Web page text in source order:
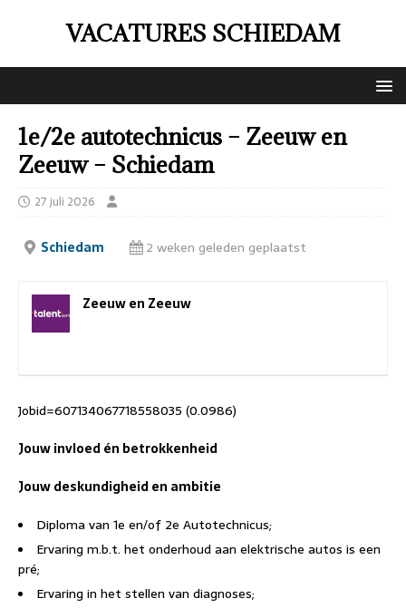
VACATURES SCHIEDAM
1e/2e autotechnicus – Zeeuw en
Zeeuw – Schiedam
27 juli 2026
Schiedam 2 weken geleden geplaatst
Zeeuw en Zeeuw
Jobid=607134067718558035 (0.0986)
Jouw invloed én betrokkenheid
Jouw deskundigheid en ambitie
Diploma van 1e en/of 2e Autotechnicus;
Ervaring m.b.t. het onderhoud aan elektrische autos is een
pré;
Ervaring in het stellen van diagnoses;